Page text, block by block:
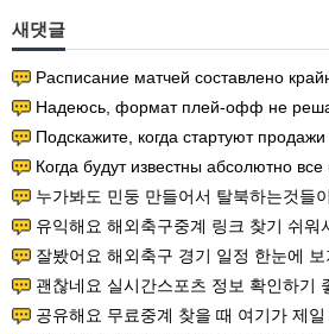
새댓글
Расписание матчей составлено крайне
Надеюсь, формат плей-офф не решат
Подскажите, когда стартуют продажи
Когда будут известны абсолютно все
누가봐도 민둥 만들어서 탈북하는것들이나 뭔가 쳐들어오는 낌새를 미리 알아차리
유익해요 해외축구중계 링크 찾기 쉬워서 자주 와요. 참고로 무료스포츠중계
잘봤어요 해외축구 경기 일정 한눈에 보기 좋아요. 덕분에 epl중계 볼 때
괜찮네요 실시간스포츠 정보 확인하기 좋아요. 그래도 epl중계 볼 때 공식
공유해요 무료중계 찾을 때 여기가 제일 편해요. 그리고 무료스포츠중계 정보